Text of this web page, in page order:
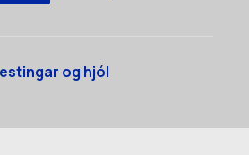
og hjól